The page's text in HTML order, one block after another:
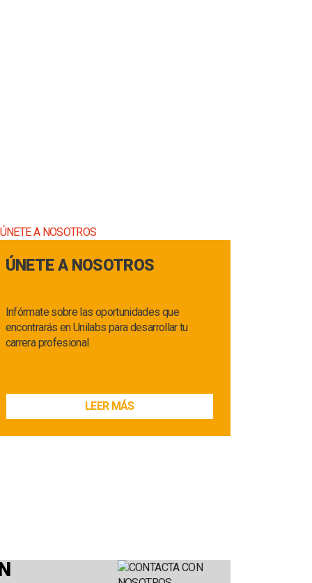
ÚNETE A NOSOTROS
Infórmate sobre las oportunidades que
encontrarás en Unilabs para desarrollar tu
carrera profesional
LEER MÁS